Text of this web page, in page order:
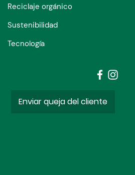
Reciclaje orgánico
Sustenibilidad
Tecnología
Enviar queja del cliente